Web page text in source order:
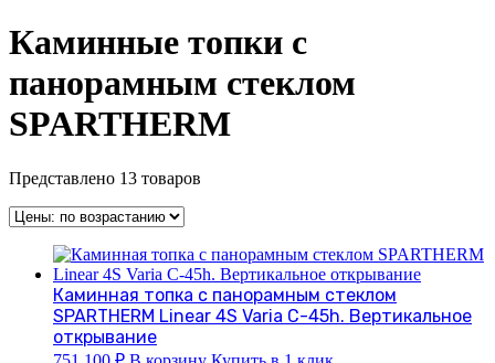
Каминные топки с
панорамным стеклом
SPARTHERM
Представлено 13 товаров
Каминная топка с панорамным стеклом
SPARTHERM Linear 4S Varia C-45h. Вертикальное
открывание